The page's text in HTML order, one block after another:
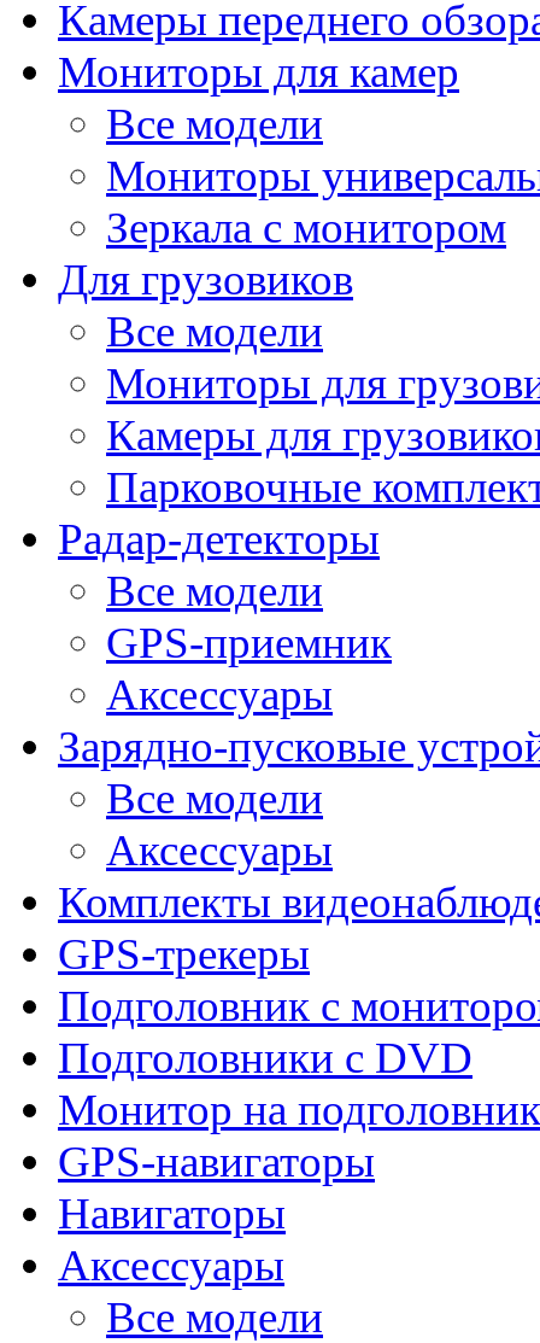
Камеры переднего
Мониторы для камер
Все модели
Мониторы
Зеркала с монитором
Для грузовиков
Все модели
Мониторы для
Камеры для
Парковочные
Радар-детекторы
Все модели
GPS-приемник
Аксессуары
Зарядно-пусковые
Все модели
Аксессуары
Комплекты
GPS-трекеры
Подголовник с
Подголовники с DVD
Монитор на подголовник
GPS-навигаторы
Навигаторы
Аксессуары
Все модели